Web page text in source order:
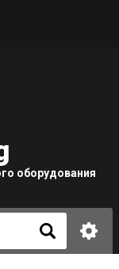
оборудования